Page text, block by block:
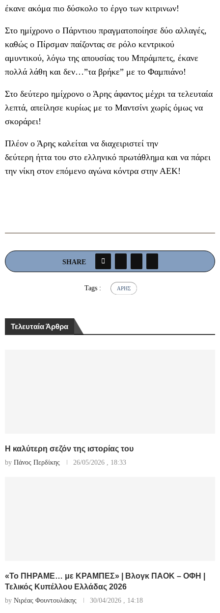
έκανε ακόμα πιο δύσκολο το έργο των κιτρινων!
Στο ημίχρονο ο Πάρντιου πραγματοποίησε δύο αλλαγές,
καθώς ο Πίρσμαν παίζοντας σε ρόλο κεντρικού
αμυντικού, λόγω της απουσίας του Μπράμπετς, έκανε
πολλά λάθη και δεν…”τα βρήκε” με το Φαμπιάνο!
Στο δεύτερο ημίχρονο ο Άρης άφαντος μέχρι τα τελευταία
λεπτά, απείλησε κυρίως με το Μαντσίνι χωρίς όμως να
σκοράρει!
Πλέον ο Άρης καλείται να διαχειριστεί την
δεύτερη ήττα του στο ελληνικό πρωτάθλημα και να πάρει
την νίκη στον επόμενο αγώνα κόντρα στην ΑΕΚ!
SHARE
Tags : ΆΡΗΣ
Τελευταία Άρθρα
Η καλύτερη σεζόν της ιστορίας του
by Πάνος Περδίκης 26/05/2026 , 18:33
«Το ΠΗΡΑΜΕ… με ΚΡΑΜΠΕΣ» | Βλογκ ΠΑΟΚ – ΟΦΗ |
Τελικός Κυπέλλου Ελλάδας 2026
by Νιρέας Φουντουλάκης 30/04/2026 , 14:18